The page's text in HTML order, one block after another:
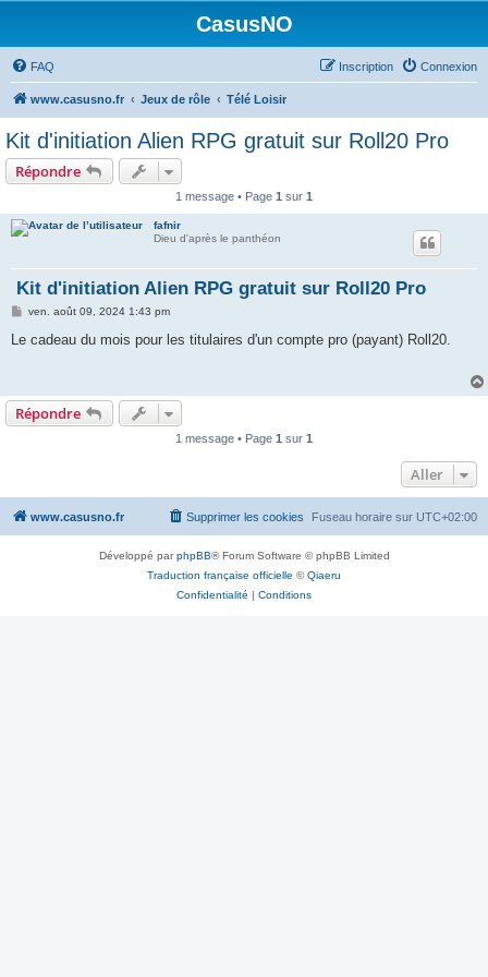
CasusNO
FAQ Connexion
Inscription
www.casusno.fr Jeux de rôle Télé Loisir
Kit d'initiation Alien RPG gratuit sur Roll20 Pro
Répondre
1 message • Page 1 sur 1
fafnir
Dieu d'après le panthéon
Kit d'initiation Alien RPG gratuit sur Roll20 Pro
M
s
ven. août 09, 2024 1:43 pm
Le cadeau du mois pour les titulaires d'un compte pro (payant) Roll20.
Répondre
1 message • Page 1 sur 1
Aller
www.casusno.fr Fuseau horaire sur UTC+02:00
Supprimer les cookies
Développé parphpBB® Forum Software © phpBB Limited
Traduction française officielle ©Qiaeru
Confidentialité | Conditions